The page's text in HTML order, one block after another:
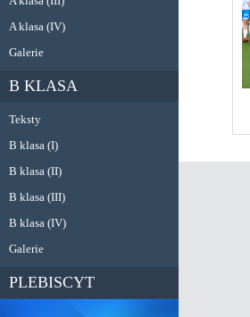
A klasa (IV)
Galerie
B KLASA
Teksty
B klasa (I)
B klasa (II)
B klasa (III)
B klasa (IV)
Galerie
PLEBISCYT